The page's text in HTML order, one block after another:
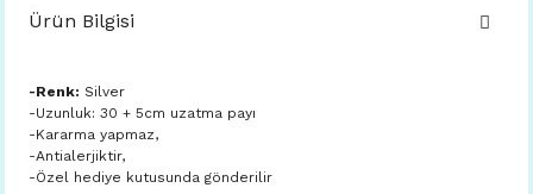
Ürün Bilgisi
-Renk: Silver
-Uzunluk: 30 + 5cm uzatma payı
-Kararma yapmaz,
-Antialerjiktir,
-Özel hediye kutusunda gönderilir